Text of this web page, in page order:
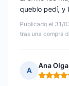
Publicado el 31/
tras una compra
queblo pedí, y
A
Ana Olga
Nota: 5